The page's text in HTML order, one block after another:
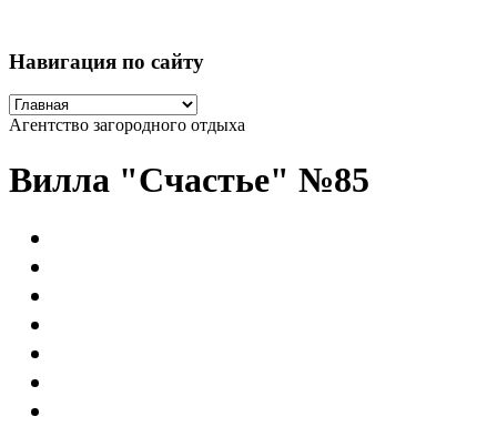
Навигация по сайту
Агентство загородного отдыха
Вилла "Счастье" №85